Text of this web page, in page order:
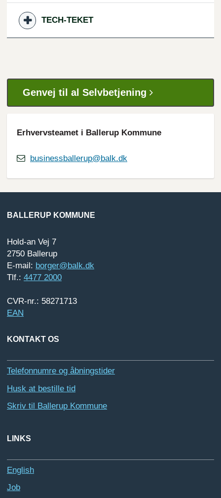
TECH-TEKET
Genvej til al Selvbetjening
Erhvervsteamet i Ballerup Kommune
businessballerup@balk.dk
BALLERUP KOMMUNE
Hold-an Vej 7
2750 Ballerup
E-mail: borger@balk.dk
Tlf.: 4477 2000
CVR-nr.: 58271713
EAN
KONTAKT OS
Telefonnumre og åbningstider
Husk at bestille tid
Skriv til Ballerup Kommune
LINKS
English
Job